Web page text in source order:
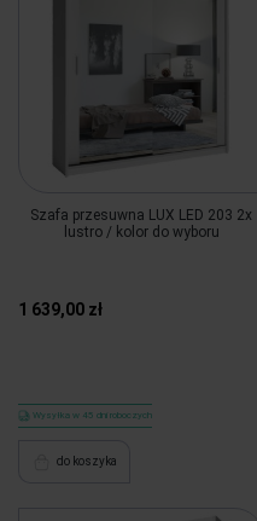
Szafa przesuwna LUX LED 203 2x
lustro / kolor do wyboru
1 639,00 zł
Wysyłka w 45 dni roboczych
do koszyka